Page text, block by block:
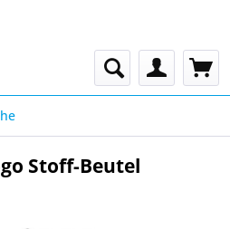
Stoff-Beutel